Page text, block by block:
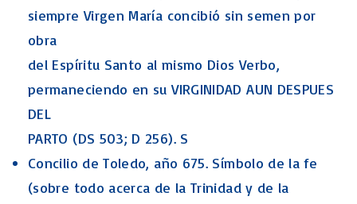
siempre Virgen María concibió sin semen por
obra
del Espíritu Santo al mismo Dios Verbo,
permaneciendo en su VIRGINIDAD AUN DESPUES
DEL
PARTO (DS 503; D 256). S
Concilio de Toledo, año 675. Símbolo de la fe
(sobre todo acerca de la Trinidad y de la